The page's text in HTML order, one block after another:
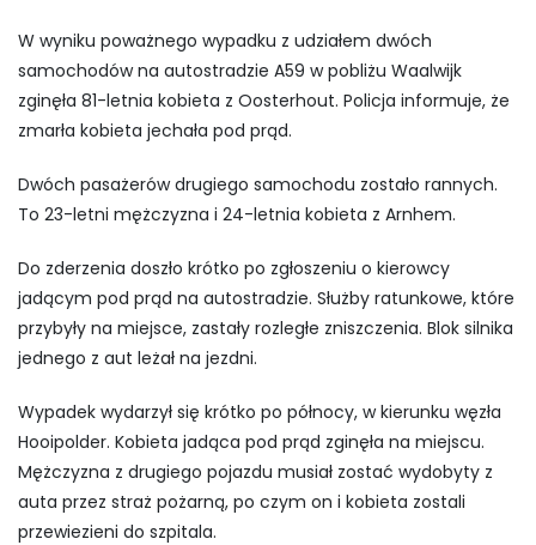
W wyniku poważnego wypadku z udziałem dwóch
samochodów na autostradzie A59 w pobliżu Waalwijk
zginęła 81-letnia kobieta z Oosterhout. Policja informuje, że
zmarła kobieta jechała pod prąd.
Dwóch pasażerów drugiego samochodu zostało rannych.
To 23-letni mężczyzna i 24-letnia kobieta z Arnhem.
Do zderzenia doszło krótko po zgłoszeniu o kierowcy
jadącym pod prąd na autostradzie. Służby ratunkowe, które
przybyły na miejsce, zastały rozległe zniszczenia. Blok silnika
jednego z aut leżał na jezdni.
Wypadek wydarzył się krótko po północy, w kierunku węzła
Hooipolder. Kobieta jadąca pod prąd zginęła na miejscu.
Mężczyzna z drugiego pojazdu musiał zostać wydobyty z
auta przez straż pożarną, po czym on i kobieta zostali
przewiezieni do szpitala.